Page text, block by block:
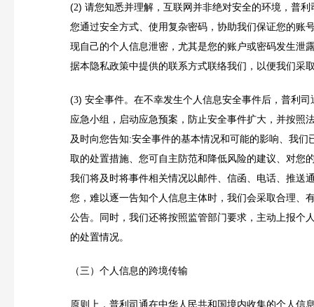
(2) 请您知悉并理解，互联网并非绝对安全的环境，普利
您通过安全方式、使用复杂密码，协助我们保证您的账
现自己的个人信息泄密，尤其是您的账户或密码发生泄
据本隐私政策中提供的联系方式联络我们，以便我们采
(3) 安全事件。在不幸发生个人信息安全事件后，普利司
应急小组，启动应急预案，防止安全事件扩大，并按照
及时向您告知:安全事件的基本情况和可能的影响、我们
取的处置措施、您可自主防范和降低风险的建议、对您
我们将及时将事件相关情况以邮件、信函、电话、推送
您，难以逐一告知个人信息主体时，我们会采取合理、
公告。同时，我们还将按照监管部门要求，主动上报个
的处置情况。
（三）个人信息的跨境传输
原则上，普利司通在中华人民共和国境内收集的个人信